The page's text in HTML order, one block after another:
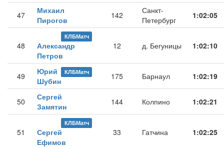
47
Михаил
Пирогов
142
Санкт-
Петербург
1:02:05
48
КЛБМатч
Александр
Петров
12 д. Бегуницы 1:02:10
49 КЛБМатч
Юрий
Шубин
175 Барнаул 1:02:19
50
Сергей
Замятин
144 Колпино 1:02:21
51
КЛБМатч
Сергей
Ефимов
33 Гатчина 1:02:25